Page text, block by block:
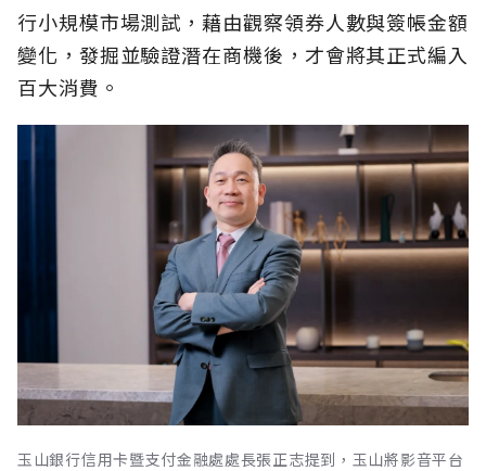
行小規模市場測試，藉由觀察領券人數與簽帳金額
變化，發掘並驗證潛在商機後，才會將其正式編入
百大消費。
玉山銀行信用卡暨支付金融處處長張正志提到，玉山將影音平台